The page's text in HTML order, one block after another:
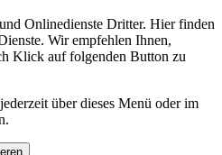
Onlinedienste Dritter. Hier finden
Wir empfehlen Ihnen,
Klick auf folgenden Button zu
über dieses Menü oder im